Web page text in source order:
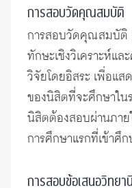
การสอบวัดคุณสมบัติ
การสอบวัดคุณสมบัติ
ทักษะเชิงวิเคราะห์แ
วิจัยโดยอิสระ เพื่อแ
ของนิสิตที่จะศึกษา
นิสิตต้องสอบผ่านภา
การศึกษาแรกที่เข้าศึก
การสอบข้อเสนอวิทย